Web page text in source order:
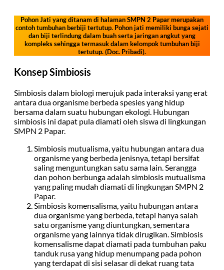
Pohon Jati yang ditanam di halaman SMPN 2 Papar merupakan
contoh tumbuhan berbiji tertutup. Pohon jati memiliki bunga sejati
dan biji terlindung dalam buah serta jaringan angkut yang
kompleks sehingga termasuk dalam kelompok tumbuhan biji
tertutup. (Doc. Pribadi).
Konsep Simbiosis
Simbiosis dalam biologi merujuk pada interaksi yang erat
antara dua organisme berbeda spesies yang hidup
bersama dalam suatu hubungan ekologi. Hubungan
simbiosis ini dapat pula diamati oleh siswa di lingkungan
SMPN 2 Papar.
Simbiosis mutualisma, yaitu hubungan antara dua
organisme yang berbeda jenisnya, tetapi bersifat
saling menguntungkan satu sama lain. Serangga
dan pohon berbunga adalah simbiosis mutualisma
yang paling mudah diamati di lingkungan SMPN 2
Papar.
Simbiosis komensalisma, yaitu hubungan antara
dua organisme yang berbeda, tetapi hanya salah
satu organisme yang diuntungkan, sementara
organisme yang lainnya tidak dirugikan. Simbiosis
komensalisme dapat diamati pada tumbuhan paku
tanduk rusa yang hidup menumpang pada pohon
yang terdapat di sisi selasar di dekat ruang tata